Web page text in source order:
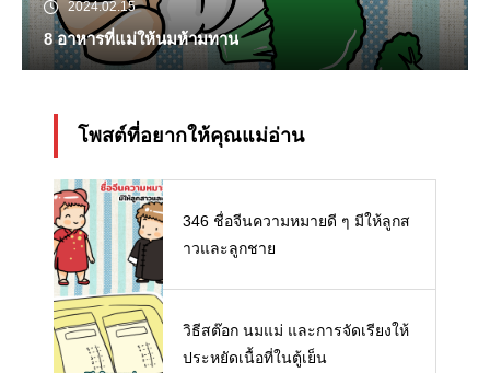
2024.02.15
8 อาหารที่แม่ให้นมห้ามทาน
โพสต์ที่อยากให้คุณแม่อ่าน
346 ชื่อจีนความหมายดี ๆ มีให้ลูกส
าวและลูกชาย
วิธีสต๊อก นมแม่ และการจัดเรียงให้
ประหยัดเนื้อที่ในตู้เย็น